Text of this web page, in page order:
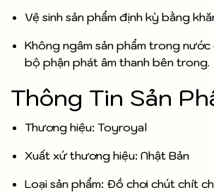
Vệ sinh sản phẩm định kỳ bằng
Không ngâm sản phẩm trong nước
bộ phận phát âm thanh bên trong.
Thông Tin Sản
Thương hiệu: Toyroyal
Xuất xứ thương hiệu: Nhật Bản
Loại sản phẩm: Đồ chơi chút chít